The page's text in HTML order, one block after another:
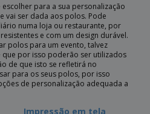
para a sua personalização
vai ser dada aos polos. Pode
numa loja ou restaurante, por
e com um design durável.
polos para um evento, talvez
que por isso poderão ser utilizados
de que isto se refletirá no
para os seus polos, por isso
de personalização adequada a
Impressão em tela